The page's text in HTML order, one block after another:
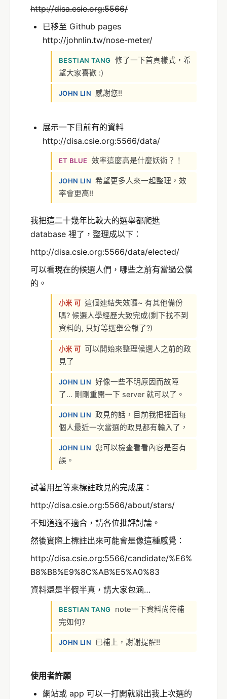
http://disa.csie.org:5566/
已移至 Github pages
http://johnlin.tw/nose-meter/
BESTIAN TANG 修了一下首頁樣式，希
望大家喜歡 :)
JOHN LIN 感謝您!!
展示一下目前有的資料
http://disa.csie.org:5566/data/
ET BLUE 效率這麼高是什麼妖術？！
JOHN LIN 希望更多人來一起整理，效
率會更高!!
我把這二十幾年比較大的選舉都爬進
database 裡了，整理成以下：
http://disa.csie.org:5566/data/elected/
可以看現在的候選人們，哪些之前有當過公僕
的。
小米 可 這個連結失效囉~ 有其他備份
嗎? 候選人學經歷大致完成(剩下找不到
資料的, 只好等選舉公報了?)
小米 可 可以開始來整理候選人之前的政
見了
JOHN LIN 好像一些不明原因而故障
了… 剛剛重開一下 server 就可以了。
JOHN LIN 政見的話，目前我把裡面每
個人最近一次當選的政見都有輸入了，
JOHN LIN 您可以檢查看看內容是否有
誤。
試著用星等來標註政見的完成度：
http://disa.csie.org:5566/about/stars/
不知道適不適合，請各位批評討論。
然後實際上標註出來可能會是像這種感覺：
http://disa.csie.org:5566/candidate/%E6%
B8%B8%E9%8C%AB%E5%A0%83
資料還是半假半真，請大家包涵…
BESTIAN TANG
note一下資料尚待補
完如何?
JOHN LIN 已補上，謝謝提醒!!
使用者許願
網站或 app 可以一打開就跳出我上次選的